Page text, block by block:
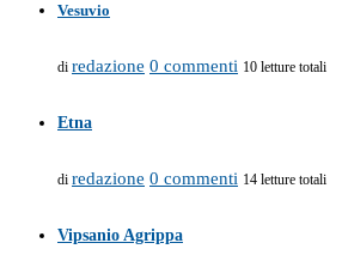
Vesuvio
di redazione 0 commenti 10 letture totali
Etna
di redazione 0 commenti 14 letture totali
Vipsanio Agrippa